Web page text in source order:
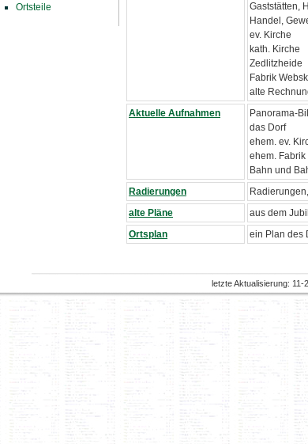
Ortsteile
Gaststätten,
Handel,
ev. Kirche
kath. Kirche
Zedlitzheide
Fabrik
alte
Aktuelle Aufnahmen
Panorama-
das Dorf
ehem. ev.
ehem. Fabrik
Bahn und
Radierungen
alte Pläne
aus dem
Ortsplan
ein Plan des
letzte Aktualisierung: 11-